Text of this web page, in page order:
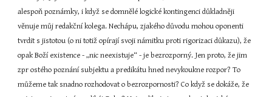
alespoň poznámky, i když se domnělé logické kontingenci důkladněji
věnuje můj redakční kolega. Nechápu, zjakého důvodu mohou oponenti
tvrdit s jistotou (o ni totiž opírají svoji námitku proti rigorizaci důkazu), že
opak Boží existence - „nic neexistuje“ - je bezrozporný. Jen proto, že jim
zpr ostého poznání subjektu a predikátu hned nevykoukne rozpor? To
můžeme tak snadno rozhodovat o bezrozpornosti? Co když se dokáže, že